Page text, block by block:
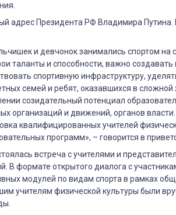
адрес Президента РФ Владимира Путина.
и девчонок занимались спортом на
таланты и способности, важно
спортивную инфраструктуру,
семей и ребят, оказавшихся в сложной
созидательный потенциал
организаций и движений, органов
квалифицированных учителей
программ», – говорится в
встреча с учителями и
В формате открытого диалога с
модулей по видам спорта в рамках
учителям физической культуры были